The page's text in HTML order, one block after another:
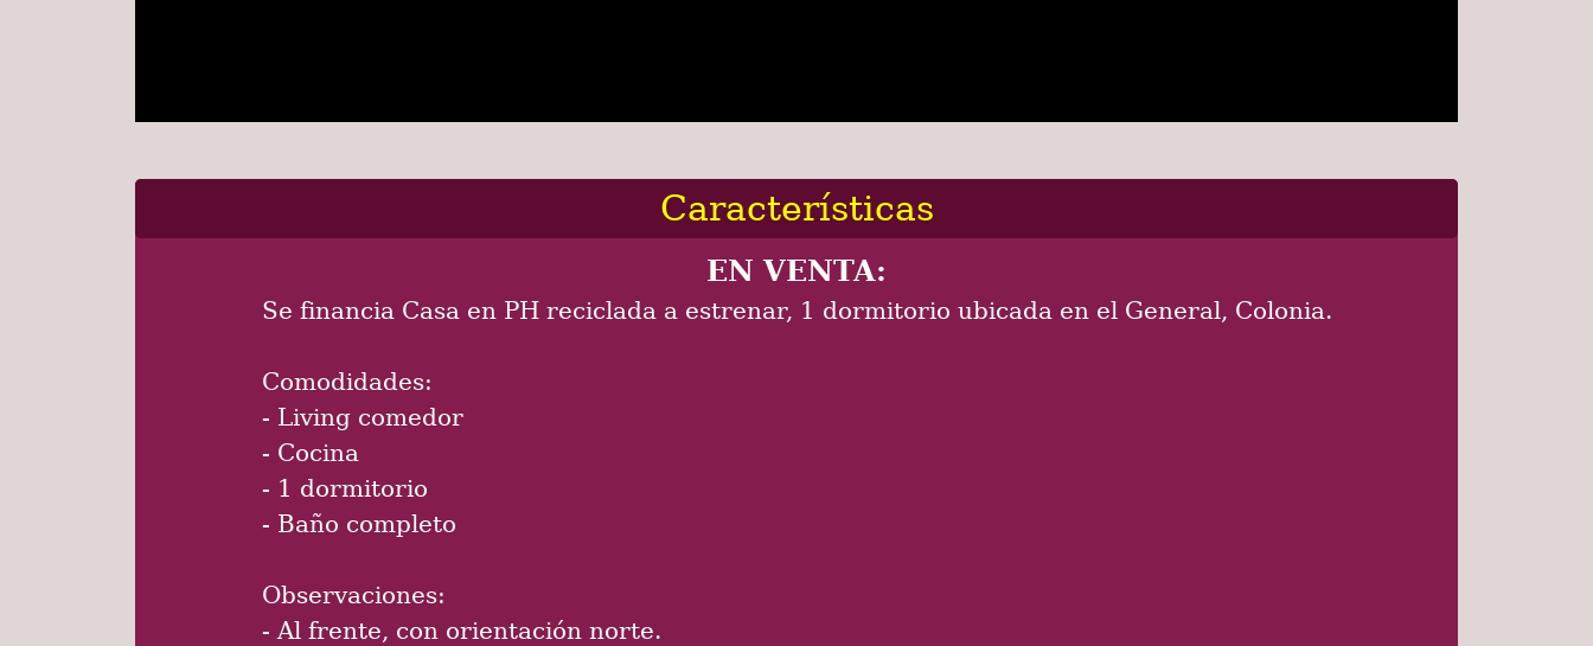
Características
EN VENTA:
Se financia Casa en PH reciclada a estrenar, 1 dormitorio ubicada en el General, Colonia.
Comodidades:
- Living comedor
- Cocina
- 1 dormitorio
- Baño completo
Observaciones:
- Al frente, con orientación norte.